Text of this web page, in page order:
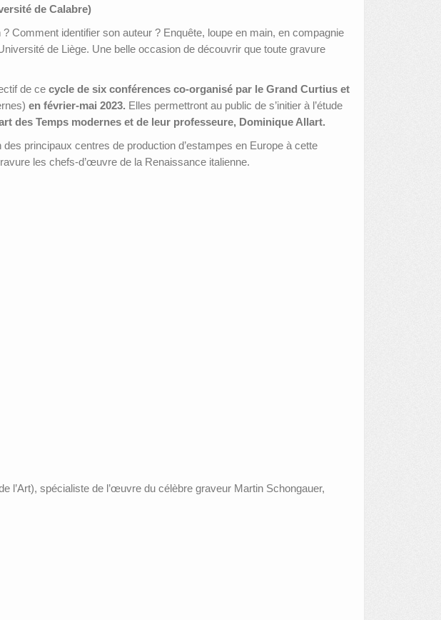
de Calabre)
Comment identifier son auteur ? Enquête, loupe en main, en compagnie
de Liège. Une belle occasion de découvrir que toute gravure
de ce cycle de six conférences co-organisé par le Grand Curtius et
en février-mai 2023. Elles permettront au public de s’initier à l’étude
des Temps modernes et de leur professeure, Dominique Allart.
des principaux centres de production d’estampes en Europe à cette
les chefs-d’œuvre de la Renaissance italienne.
l’Art), spécialiste de l’œuvre du célèbre graveur Martin Schongauer,